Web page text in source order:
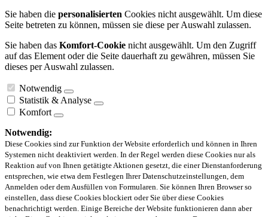
Sie haben die personalisierten Cookies nicht ausgewählt. Um diese
Seite betreten zu können, müssen sie diese per Auswahl zulassen.
Sie haben das Komfort-Cookie nicht ausgewählt. Um den Zugriff
auf das Element oder die Seite dauerhaft zu gewähren, müssen Sie
dieses per Auswahl zulassen.
Notwendig
Statistik & Analyse
Komfort
Notwendig:
Diese Cookies sind zur Funktion der Website erforderlich und können in Ihren
Systemen nicht deaktiviert werden. In der Regel werden diese Cookies nur als
Reaktion auf von Ihnen getätigte Aktionen gesetzt, die einer Dienstanforderung
entsprechen, wie etwa dem Festlegen Ihrer Datenschutzeinstellungen, dem
Anmelden oder dem Ausfüllen von Formularen. Sie können Ihren Browser so
einstellen, dass diese Cookies blockiert oder Sie über diese Cookies
benachrichtigt werden. Einige Bereiche der Website funktionieren dann aber